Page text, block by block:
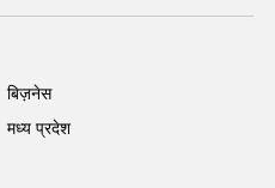
बिज़नेस
मध्य प्रदेश